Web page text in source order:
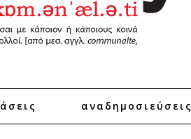
αναδημοσιεύσεις